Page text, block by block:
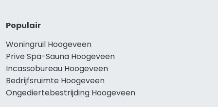
Populair
Woningruil Hoogeveen
Prive Spa-Sauna Hoogeveen
Incassobureau Hoogeveen
Bedrijfsruimte Hoogeveen
Ongediertebestrijding Hoogeveen